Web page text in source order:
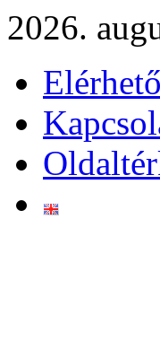
2026.